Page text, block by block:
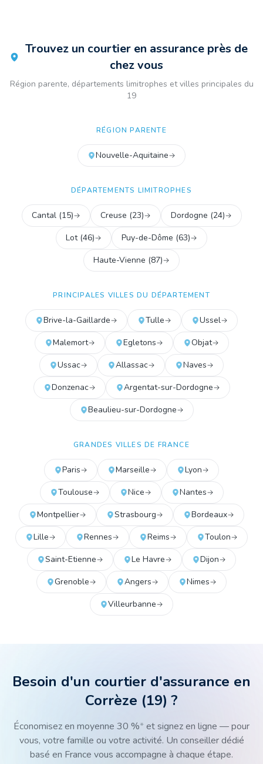
Trouvez un courtier en assurance près de
chez vous
Région parente, départements limitrophes et villes principales du
19
RÉGION PARENTE
Nouvelle-Aquitaine
DÉPARTEMENTS LIMITROPHES
Cantal(15) Creuse (23) Dordogne (24)
Lot(46) Puy-de-Dôme (63)
Haute-Vienne (87)
PRINCIPALES VILLES DU DÉPARTEMENT
Brive-la-Gaillarde Tulle
Ussel
Malemort
Egletons
Objat
Ussac
Allassac
Naves
Donzenac
Argentat-sur-Dordogne
Beaulieu-sur-Dordogne
GRANDES VILLES DE FRANCE
Paris Marseille
Lyon
Toulouse
Nice
Nantes
Montpellier
Strasbourg
Bordeaux
Lille
Rennes Reims
Toulon
Saint-Etienne
Le Havre
Dijon
Grenoble
Angers
Nimes
Villeurbanne
Besoin d'un courtier d'assurance en
Corrèze (19) ?
Économisez en moyenne 30 %*et signez en ligne — pour
vous, votre famille ou votre activité. Un conseiller dédié
basé en France vous accompagne à chaque étape.